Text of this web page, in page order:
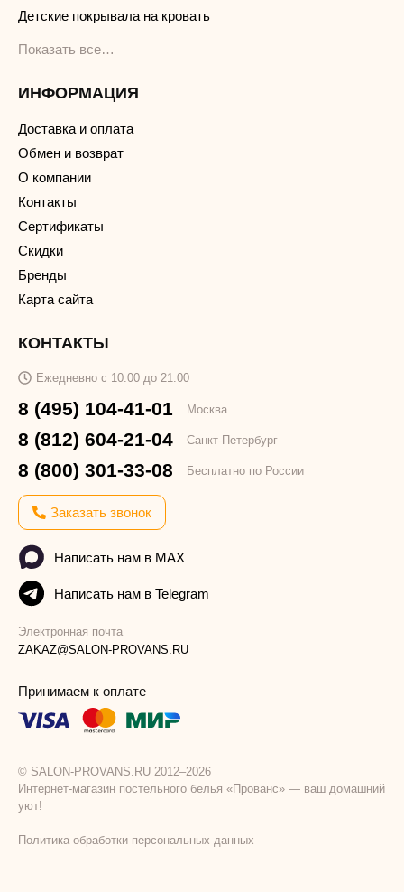
Детские покрывала на кровать
Показать все…
ИНФОРМАЦИЯ
Доставка и оплата
Обмен и возврат
О компании
Контакты
Сертификаты
Скидки
Бренды
Карта сайта
КОНТАКТЫ
Ежедневно с 10:00 до 21:00
8 (495) 104-41-01 Москва
8 (812) 604-21-04 Санкт-Петербург
8 (800) 301-33-08 Бесплатно по России
Заказать звонок
Написать нам в MAX
Написать нам в Telegram
Электронная почта
ZAKAZ@SALON-PROVANS.RU
Принимаем к оплате
© SALON-PROVANS.RU 2012–2026
Интернет-магазин постельного белья «Прованс» — ваш домашний
уют!
Политика обработки персональных данных